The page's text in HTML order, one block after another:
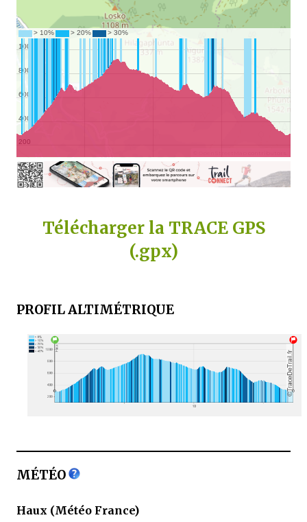
Télécharger la TRACE GPS
(.gpx)
PROFIL ALTIMÉTRIQUE
MÉTÉO
Haux (Météo France)